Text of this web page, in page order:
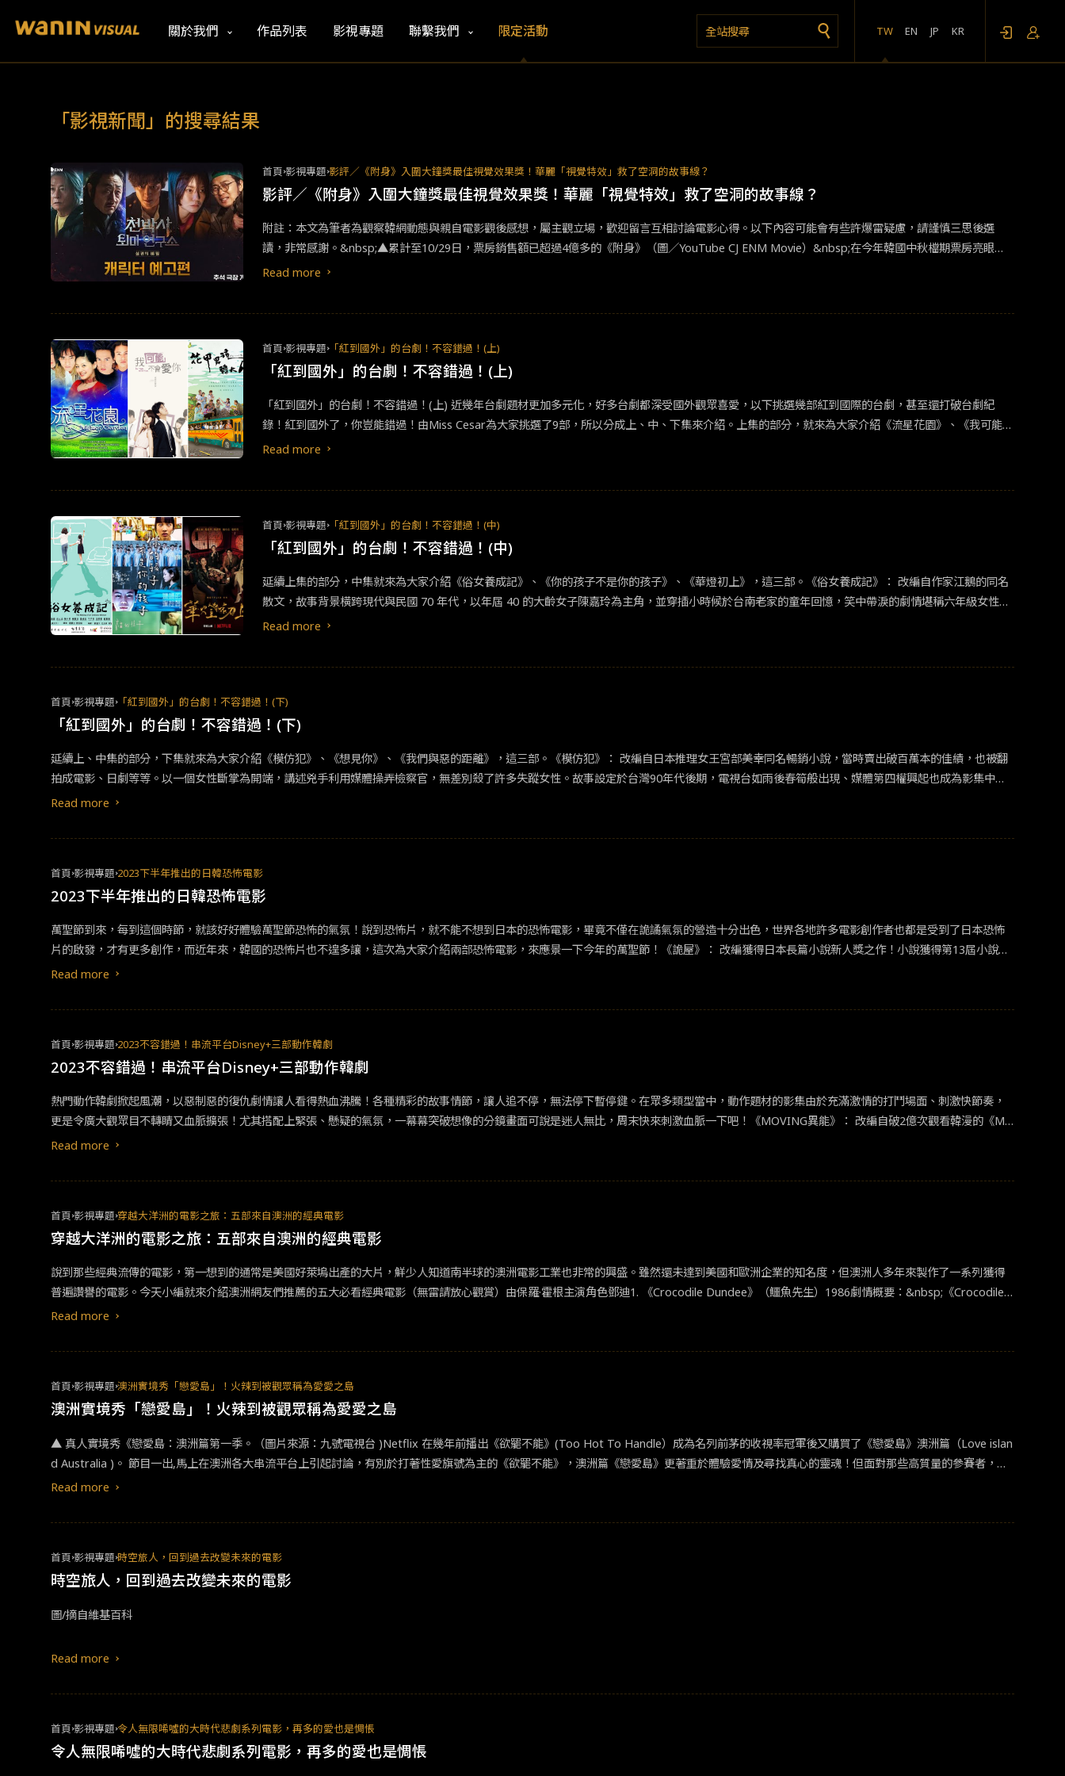
關於我們 作品列表 影視專題 聯繫我們 限定活動 TW EN JP KR
「影視新聞」的搜尋結果
首頁 影視專題 影評／《附身》入圍大鐘獎最佳視覺效果獎！華麗「視覺特效」救了空洞的故事線？
影評／《附身》入圍大鐘獎最佳視覺效果獎！華麗「視覺特效」救了空洞的故事線？
附註：本文為筆者為觀察韓網動態與親自電影觀後感想，屬主觀立場，歡迎留言互相討論電影心得。以下內容可能會有些許爆雷疑慮，請謹慎三思後選
讀，非常感謝。&nbsp;▲累計至10/29日，票房銷售額已超過4億多的《附身》（圖／YouTube CJ ENM Movie）&nbsp;在今年韓國中秋檔期票房亮眼的
《千博士驅魔研究所：雪景的秘密》（台灣翻譯：《附身》，以下統一以《附身》為名。），請來韓網譽為「票房靈藥」的韓國四大公共財之一「姜棟
迴戰》、《鬼滅之刃》、《地獄樂》一定是要在片單之內的吧？（謎：咳咳，再講下去就要離題了）&nbsp;▲韓國電影振興委員會票房系統，《附身》統
計數據。（圖／ kobis）&nbsp;根據韓國電影振興委員會的票房統計系統顯示，《附身》全韓累計至10/29日的累積觀看人數為1,912,836人，累積銷售票
的關係，要交待清楚是非常考究製作團隊能力的一件情。以下統整了幾項廢柴妹從韓網上觀察的影評內容，以及自己的一些想法。 可以無腦體驗的輕鬆故
事，華麗特效感受到破億預算的成本
Read more
首頁 影視專題 「紅到國外」的台劇！不容錯過！(上)
「紅到國外」的台劇！不容錯過！(上)
「紅到國外」的台劇！不容錯過！(上) 近幾年台劇題材更加多元化，好多台劇都深受國外觀眾喜愛，以下挑選幾部紅到國際的台劇，甚至還打破台劇紀
錄！紅到國外了，你豈能錯過！由Miss Cesar為大家挑選了9部，所以分成上、中、下集來介紹。上集的部分，就來為大家介紹《流星花園》、《我可能不
會愛你》、《花甲男孩轉大人》這三部。 《流星花園》：是一部改編自日本漫畫《花樣男子》的校園愛情偶像劇，台版部分由徐熙媛（大S）、男子團體F
Read more
首頁 影視專題 「紅到國外」的台劇！不容錯過！(中)
「紅到國外」的台劇！不容錯過！(中)
延續上集的部分，中集就來為大家介紹《俗女養成記》、《你的孩子不是你的孩子》、《華燈初上》，這三部。《俗女養成記》： 改編自作家江鵝的同名
散文，故事背景橫跨現代與民國 70 年代，以年屆 40 的大齡女子陳嘉玲為主角，並穿插小時候於台南老家的童年回憶，笑中帶淚的劇情堪稱六年級女性成
長史！延續第一季的好口碑，由原班人馬製作演出的《俗女養成記 2》在收視與口碑的表現也同樣不俗，更獲得 2021 東京國際戲劇節「海外作品特別
Read more
首頁 影視專題 「紅到國外」的台劇！不容錯過！(下)
「紅到國外」的台劇！不容錯過！(下)
延續上、中集的部分，下集就來為大家介紹《模仿犯》、《想見你》、《我們與惡的距離》，這三部。《模仿犯》： 改編自日本推理女王宮部美幸同名暢銷小說，當時賣出破百萬本的佳績，也被翻
拍成電影、日劇等等。以一個女性斷掌為開端，講述兇手利用媒體操弄檢察官，無差別殺了許多失蹤女性。故事設定於台灣90年代後期，電視台如雨後春筍般出現、媒體第四權興起也成為影集中的
重要背景。 《模仿犯》中的犯罪比疾病更像疾病，這個犯罪的惡就會像疾病一樣的蔓延，最終要用什麼樣的方式可以讓這個惡停止，是人性的善嗎？還是心裡最後的那把尺？要如何衡量是善是惡？
Read more
首頁 影視專題 2023下半年推出的日韓恐怖電影
2023下半年推出的日韓恐怖電影
萬聖節到來，每到這個時節，就該好好體驗萬聖節恐怖的氣氛！說到恐怖片，就不能不想到日本的恐怖電影，畢竟不僅在詭譎氣氛的營造十分出色，世界各地許多電影創作者也都是受到了日本恐怖
片的啟發，才有更多創作，而近年來，韓國的恐怖片也不遑多讓，這次為大家介紹兩部恐怖電影，來應景一下今年的萬聖節！《詭屋》： 改編獲得日本長篇小說新人獎之作！小說獲得第13屆小說現
代長篇新人獎，當時獲得日本歷代恐怖大師石田衣良、伊藤潤二、角田光代等人都對這部作品表示驚為天人，表示神田以不像新人的絕佳文筆，寫出壓倒性的戰慄恐懼文學，獲得全數評審一致認
事充滿了被窺視的恐怖感受。 劇情描述在冬季極度寒冷的日本長野縣，男主角與妻子和女兒小幸同住在小公寓中，每到冬天女兒便冷到生病，他看上了一間獨棟的新屋，屋子的地下室設有供應暖氣
太堅持家中有神秘的視線總是在看著自己、周圍認識的人更連續離奇死亡，而男主角不願面對的童年記憶也被掀開…這一連串詭異現象的真相都指向令人難以置信的結局！
Read more
首頁 影視專題 2023不容錯過！串流平台Disney+三部動作韓劇
2023不容錯過！串流平台Disney+三部動作韓劇
熱門動作韓劇掀起風潮，以惡制惡的復仇劇情讓人看得熱血沸騰！各種精彩的故事情節，讓人追不停，無法停下暫停鍵。在眾多類型當中，動作題材的影集由於充滿激情的打鬥場面、刺激快節奏，
更是令廣大觀眾目不轉睛又血脈擴張！尤其搭配上緊張、懸疑的氣氛，一幕幕突破想像的分鏡畫面可說是迷人無比，周末快來刺激血脈一下吧！《MOVING異能》： 改編自破2億次觀看韓漫的《MO
VING異能》，卡司一字排開令劇迷尖叫連連！ 故事線從能飄浮空中的高中學生「金奉皙」開始，遇到轉學生「張喜秀」之後發現隱藏在學校裡的秘密，甚至家裡的父母也「怪怪的」，而故事另一條
機呢？大咖雲集！全球爆紅的《MOVING異能》，被譽為2023年度現象級韓劇作品，你千萬不能錯過！
Read more
首頁 影視專題 穿越大洋洲的電影之旅：五部來自澳洲的經典電影
穿越大洋洲的電影之旅：五部來自澳洲的經典電影
說到那些經典流傳的電影，第一想到的通常是美國好萊塢出產的大片，鮮少人知道南半球的澳洲電影工業也非常的興盛。雖然還未達到美國和歐洲企業的知名度，但澳洲人多年來製作了一系列獲得
普遍讚譽的電影。今天小編就來介紹澳洲網友們推薦的五大必看經典電影（無雷請放心觀賞）由保羅·霍根主演角色鄧迪1. 《Crocodile Dundee》（鱷魚先生）1986劇情概要：&nbsp;《Crocodile
Dundee》是一部不朽的經典，由彼得·法曼執導，保羅·霍根、琳達·科斯羅斯基主演的劇情片. 該片講述了一位美國女記者因為偶然聽聞冒險家鄧迪自鱷魚口中逃生的奇聞，為了採訪他而來到澳大利亞
化融為一體，使其成為了深受喜愛的經典。並且向世界展示了澳洲的文化及生活樣貌2. 《Picnic at Hanging Rock》（懸崖上的野餐）1975劇情梗概：&nbsp;由彼得威爾執導的《Picnic at Hanging
譎且哀淒的意外事件，隱喻二十世紀初即將脫離​​殖民統治的澳洲所面臨的蛻變推薦指數4/5網友評論： “是一部令人陶醉的美麗和神秘電影。結尾留下了許多的值得探討的問題，而不是答案，使人難
以忘懷。”
Read more
首頁 影視專題 澳洲實境秀「戀愛島」！火辣到被觀眾稱為愛愛之島
澳洲實境秀「戀愛島」！火辣到被觀眾稱為愛愛之島
▲ 真人實境秀《戀愛島：澳洲篇第一季。（圖片來源：九號電視台 )Netflix 在幾年前播出《欲罷不能》(Too Hot To Handle）成為名列前茅的收視率冠軍後又購買了《戀愛島》澳洲篇（Love islan
d Australia )。 節目一出,馬上在澳洲各大串流平台上引起討論，有別於打著性愛旗號為主的《欲罷不能》，澳洲篇《戀愛島》更著重於體驗愛情及尋找真心的靈魂！但面對那些高質量的參賽者，不
少嘉賓還是會按耐不住生理的慾望,讓觀眾每一集都看得心癢癢，也讓節目從第一季到第四季收視率都穩坐澳洲前10名。▲ 澳洲戀愛島島民住宿。（圖片來源：九號電視台 ) 在夢幻小島上體驗終極戀
時間內了解彼此，找到真愛並在過程中贏得觀眾芳心，失敗者則會面臨被趕出小島的危機。
Read more
首頁 影視專題 時空旅人，回到過去改變未來的電影
時空旅人，回到過去改變未來的電影
圖/摘自維基百科
Read more
首頁 影視專題 令人無限唏噓的大時代悲劇系列電影，再多的愛也是惆悵
令人無限唏噓的大時代悲劇系列電影，再多的愛也是惆悵